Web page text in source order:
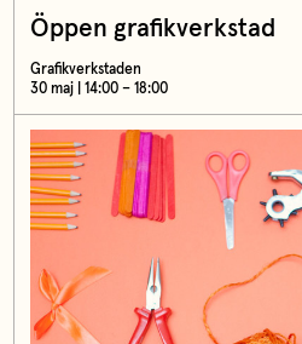
Öppen grafikverkstad
Grafikverkstaden
30 maj | 14:00 – 18:00